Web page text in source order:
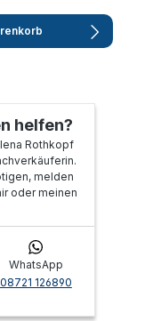
helfen?
Rothkopf
melden
oder meinen
WhatsApp
08721 126890